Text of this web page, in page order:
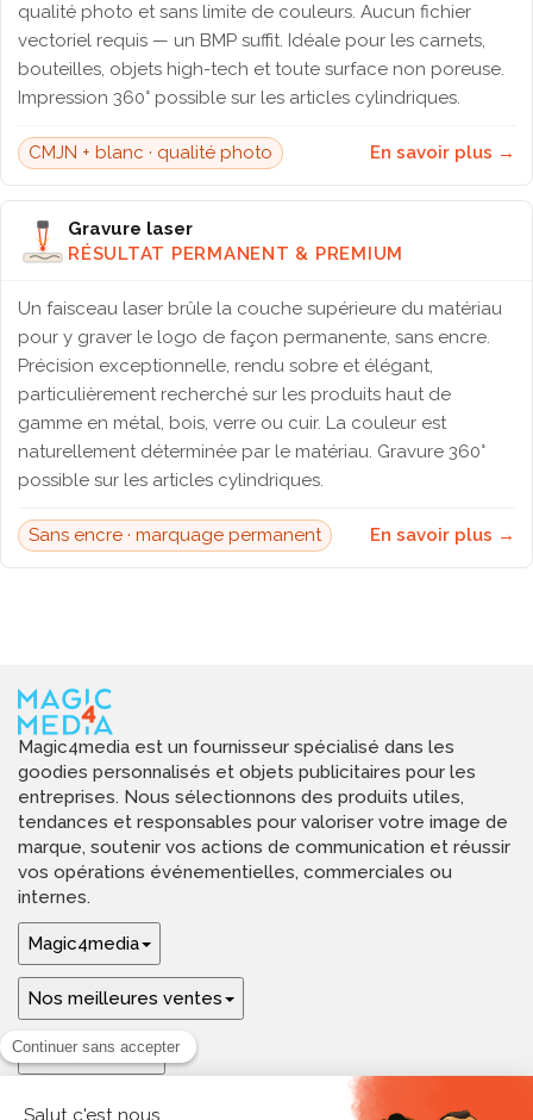
qualité photo et sans limite de couleurs. Aucun fichier
vectoriel requis — un BMP suffit. Idéale pour les carnets,
bouteilles, objets high-tech et toute surface non poreuse.
Impression 360° possible sur les articles cylindriques.
CMJN + blanc · qualité photo En savoir plus →
Gravure laser
RÉSULTAT PERMANENT & PREMIUM
Un faisceau laser brûle la couche supérieure du matériau
pour y graver le logo de façon permanente, sans encre.
Précision exceptionnelle, rendu sobre et élégant,
particulièrement recherché sur les produits haut de
gamme en métal, bois, verre ou cuir. La couleur est
naturellement déterminée par le matériau. Gravure 360°
possible sur les articles cylindriques.
Sans encre · marquage permanent En savoir plus →
Magic4media est un fournisseur spécialisé dans les
goodies personnalisés et objets publicitaires pour les
entreprises. Nous sélectionnons des produits utiles,
tendances et responsables pour valoriser votre image de
marque, soutenir vos actions de communication et réussir
vos opérations événementielles, commerciales ou
internes.
Magic4media
Nos meilleures ventes
Guides & aide
Ressources & inspirations